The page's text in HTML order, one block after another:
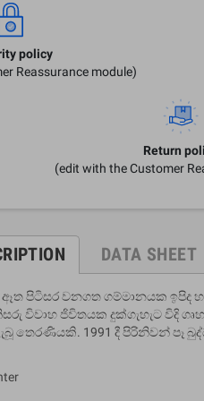
policy
Reassurance module)
Return
(edit with the Customer
DATA SHEET
ඈත පිටිසර වනගත ගම්මානයක
විවාහ ජිවිතයක දුක්ගැහැට විදි
තෙරණියකි. 1991 දී පිරිනිවන් පෑ